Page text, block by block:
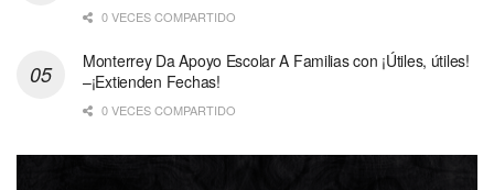
0 VECES COMPARTIDO
Monterrey Da Apoyo Escolar A Familias con ¡Útiles, útiles!
–¡Extienden Fechas!
0 VECES COMPARTIDO